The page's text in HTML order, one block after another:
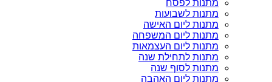
מתנות לפסח
מתנות לשבועות
מתנות ליום האישה
מתנות ליום המשפחה
מתנות ליום העצמאות
מתנות לתחילת שנה
מתנות לסוף שנה
מתנות ליום האהבה